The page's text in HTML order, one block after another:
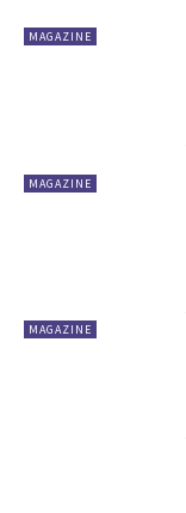
MAGAZINE
MAGAZINE
MAGAZINE